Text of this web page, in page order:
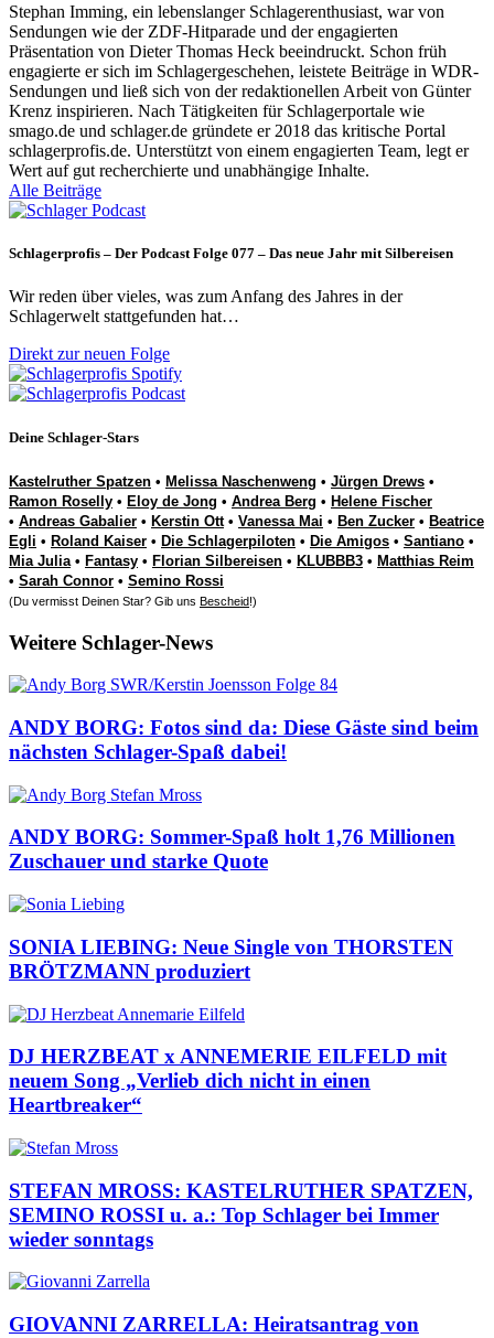
Stephan Imming, ein lebenslanger Schlagerenthusiast, war von
Sendungen wie der ZDF-Hitparade und der engagierten
Präsentation von Dieter Thomas Heck beeindruckt. Schon früh
engagierte er sich im Schlagergeschehen, leistete Beiträge in WDR-
Sendungen und ließ sich von der redaktionellen Arbeit von Günter
Krenz inspirieren. Nach Tätigkeiten für Schlagerportale wie
smago.de und schlager.de gründete er 2018 das kritische Portal
schlagerprofis.de. Unterstützt von einem engagierten Team, legt er
Wert auf gut recherchierte und unabhängige Inhalte.
Alle Beiträge
Schlagerprofis – Der Podcast Folge 077 – Das neue Jahr mit Silbereisen
Wir reden über vieles, was zum Anfang des Jahres in der
Schlagerwelt stattgefunden hat…
Direkt zur neuen Folge
Deine Schlager-Stars
Kastelruther Spatzen • Melissa Naschenweng • Jürgen Drews •
Ramon Roselly • Eloy de Jong • Andrea Berg • Helene Fischer
• Andreas Gabalier • Kerstin Ott• Vanessa Mai • Ben Zucker • Beatrice
Egli • Roland Kaiser • Die Schlagerpiloten • Die Amigos • Santiano •
Mia Julia • Fantasy • Florian Silbereisen • KLUBBB3 • Matthias Reim
• Sarah Connor • Semino Rossi
(Du vermisst Deinen Star? Gib uns Bescheid!)
Weitere Schlager-News
ANDY BORG: Fotos sind da: Diese Gäste sind beim
nächsten Schlager-Spaß dabei!
ANDY BORG: Sommer-Spaß holt 1,76 Millionen
Zuschauer und starke Quote
SONIA LIEBING: Neue Single von THORSTEN
BRÖTZMANN produziert
DJ HERZBEAT x ANNEMERIE EILFELD mit
neuem Song „Verlieb dich nicht in einen
Heartbreaker“
STEFAN MROSS: KASTELRUTHER SPATZEN,
SEMINO ROSSI u. a.: Top Schlager bei Immer
wieder sonntags
GIOVANNI ZARRELLA: Heiratsantrag von